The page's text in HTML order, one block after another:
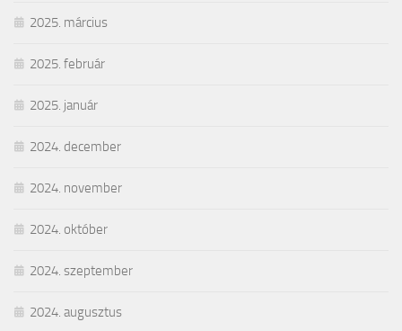
2025. március
2025. február
2025. január
2024. december
2024. november
2024. október
2024. szeptember
2024. augusztus